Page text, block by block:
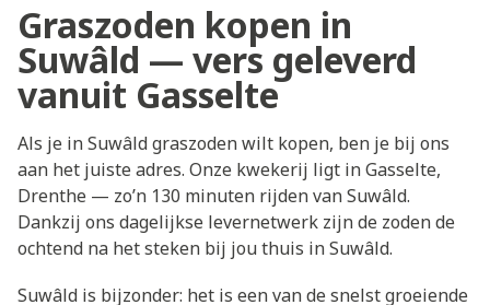
Graszoden kopen in
Suwâld — vers geleverd
vanuit Gasselte
Als je in Suwâld graszoden wilt kopen, ben je bij ons
aan het juiste adres. Onze kwekerij ligt in Gasselte,
Drenthe — zo’n 130 minuten rijden van Suwâld.
Dankzij ons dagelijkse levernetwerk zijn de zoden de
ochtend na het steken bij jou thuis in Suwâld.
Suwâld is bijzonder: het is een van de snelst groeiende